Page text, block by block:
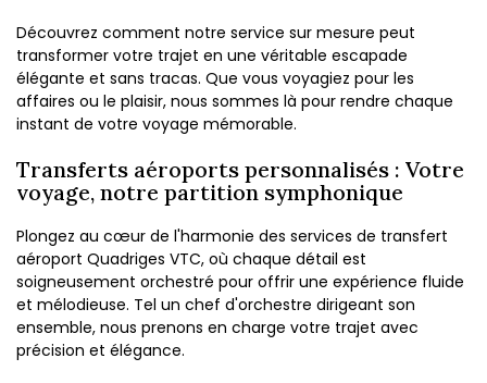
Découvrez comment notre service sur mesure peut
transformer votre trajet en une véritable escapade
élégante et sans tracas. Que vous voyagiez pour les
affaires ou le plaisir, nous sommes là pour rendre chaque
instant de votre voyage mémorable.
Transferts aéroports personnalisés : Votre
voyage, notre partition symphonique
Plongez au cœur de l'harmonie des services de transfert
aéroport Quadriges VTC, où chaque détail est
soigneusement orchestré pour offrir une expérience fluide
et mélodieuse. Tel un chef d'orchestre dirigeant son
ensemble, nous prenons en charge votre trajet avec
précision et élégance.